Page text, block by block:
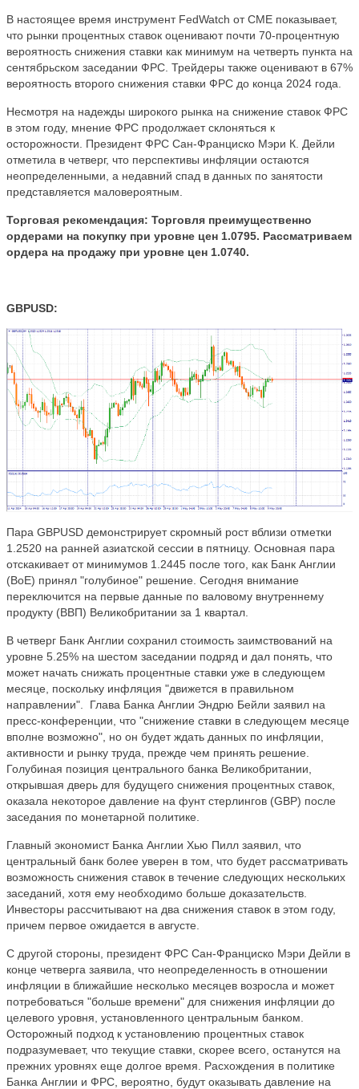
В настоящее время инструмент FedWatch от CME показывает,
что рынки процентных ставок оценивают почти 70-процентную
вероятность снижения ставки как минимум на четверть пункта на
сентябрьском заседании ФРС. Трейдеры также оценивают в 67%
вероятность второго снижения ставки ФРС до конца 2024 года.
Несмотря на надежды широкого рынка на снижение ставок ФРС
в этом году, мнение ФРС продолжает склоняться к
осторожности. Президент ФРС Сан-Франциско Мэри К. Дейли
отметила в четверг, что перспективы инфляции остаются
неопределенными, а недавний спад в данных по занятости
представляется маловероятным.
Торговая рекомендация: Торговля преимущественно
ордерами на покупку при уровне цен 1.0795. Рассматриваем
ордера на продажу при уровне цен 1.0740.
GBPUSD:
Пара GBPUSD демонстрирует скромный рост вблизи отметки
1.2520 на ранней азиатской сессии в пятницу. Основная пара
отскакивает от минимумов 1.2445 после того, как Банк Англии
(BoE) принял "голубиное" решение. Сегодня внимание
переключится на первые данные по валовому внутреннему
продукту (ВВП) Великобритании за 1 квартал.
В четверг Банк Англии сохранил стоимость заимствований на
уровне 5.25% на шестом заседании подряд и дал понять, что
может начать снижать процентные ставки уже в следующем
месяце, поскольку инфляция "движется в правильном
направлении". Глава Банка Англии Эндрю Бейли заявил на
пресс-конференции, что "снижение ставки в следующем месяце
вполне возможно", но он будет ждать данных по инфляции,
активности и рынку труда, прежде чем принять решение.
Голубиная позиция центрального банка Великобритании,
открывшая дверь для будущего снижения процентных ставок,
оказала некоторое давление на фунт стерлингов (GBP) после
заседания по монетарной политике.
Главный экономист Банка Англии Хью Пилл заявил, что
центральный банк более уверен в том, что будет рассматривать
возможность снижения ставок в течение следующих нескольких
заседаний, хотя ему необходимо больше доказательств.
Инвесторы рассчитывают на два снижения ставок в этом году,
причем первое ожидается в августе.
С другой стороны, президент ФРС Сан-Франциско Мэри Дейли в
конце четверга заявила, что неопределенность в отношении
инфляции в ближайшие несколько месяцев возросла и может
потребоваться "больше времени" для снижения инфляции до
целевого уровня, установленного центральным банком.
Осторожный подход к установлению процентных ставок
подразумевает, что текущие ставки, скорее всего, останутся на
прежних уровнях еще долгое время. Расхождения в политике
Банка Англии и ФРС, вероятно, будут оказывать давление на